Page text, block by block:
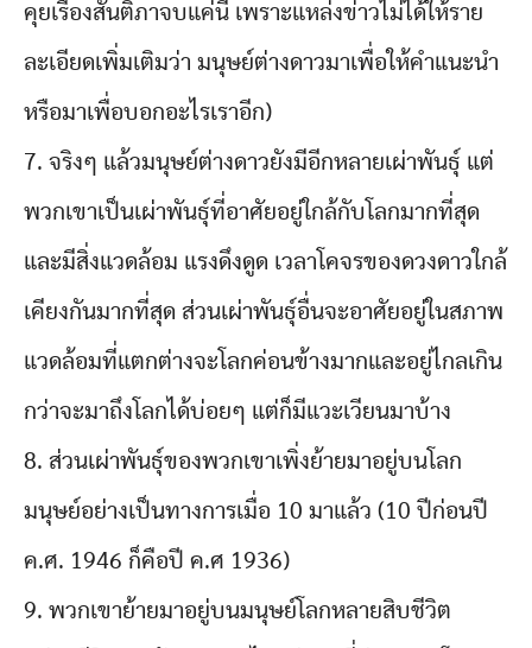
คุยเรื่องสันติภาจบแค่นี้ เพราะแหล่งข่าวไม่ได้ให้ราย
ละเอียดเพิ่มเติมว่า มนุษย์ต่างดาวมาเพื่อให้คำแนะนำ
หรือมาเพื่อบอกอะไรเราอีก)
7. จริงๆ แล้วมนุษย์ต่างดาวยังมีอีกหลายเผ่าพันธุ์ แต่
พวกเขาเป็นเผ่าพันธุ์ที่อาศัยอยู่ใกล้กับโลกมากที่สุด
และมีสิ่งแวดล้อม แรงดึงดูด เวลาโคจรของดวงดาวใกล้
เคียงกันมากที่สุด ส่วนเผ่าพันธุ์อื่นจะอาศัยอยู่ในสภาพ
แวดล้อมที่แตกต่างจะโลกค่อนข้างมากและอยู่ไกลเกิน
กว่าจะมาถึงโลกได้บ่อยๆ แต่ก็มีแวะเวียนมาบ้าง
8. ส่วนเผ่าพันธุ์ของพวกเขาเพิ่งย้ายมาอยู่บนโลก
มนุษย์อย่างเป็นทางการเมื่อ 10 มาแล้ว (10 ปีก่อนปี
ค.ศ. 1946 ก็คือปี ค.ศ 1936)
9. พวกเขาย้ายมาอยู่บนมนุษย์โลกหลายสิบชีวิต